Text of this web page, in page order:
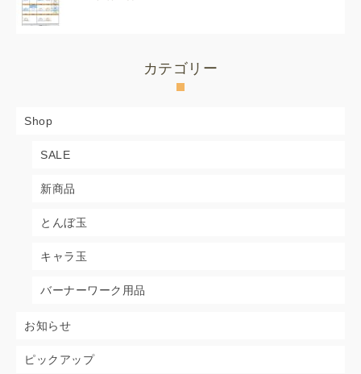
カテゴリー
Shop
SALE
新商品
とんぼ玉
キャラ玉
バーナーワーク用品
お知らせ
ピックアップ